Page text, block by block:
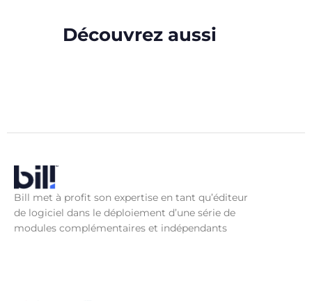
Découvrez aussi
Bill met à profit son expertise en tant qu’éditeur
de logiciel dans le déploiement d’une série de
modules complémentaires et indépendants